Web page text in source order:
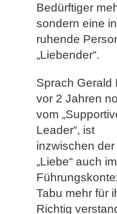
Bedürftiger
sondern eine
ruhende
„Liebender“.
Sprach Gerald
vor 2 Jahren
vom
Leader“, ist
inzwischen der
„Liebe“ auch im
Tabu mehr für
Richtig